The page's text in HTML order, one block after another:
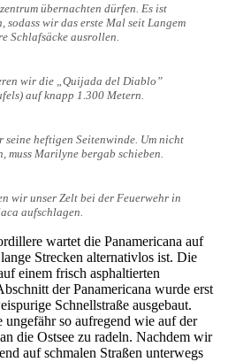
übernachten dürfen. Es ist
sodass wir das erste Mal seit Langem
Schlafsäcke ausrollen.
wir die „Quijada del Diablo”
auf knapp 1.300 Metern.
seine heftigen Seitenwinde. Um nicht
muss Marilyne bergab schieben.
wir unser Zelt bei der Feuerwehr in
aufschlagen.
wartet die Panamericana auf
Strecken alternativlos ist. Die
einem frisch asphaltierten
der Panamericana wurde erst
Schnellstraße ausgebaut.
so aufregend wie auf der
die Ostsee zu radeln. Nachdem wir
auf schmalen Straßen unterwegs